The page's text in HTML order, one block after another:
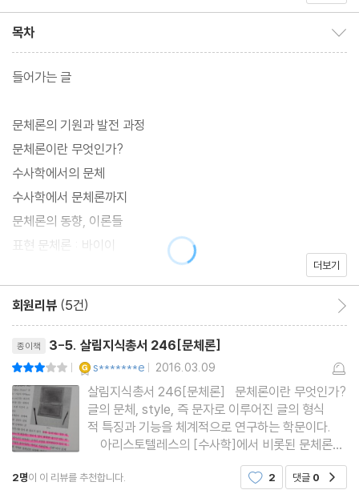
목차
들어가는 글
문체론의 기원과 발전 과정
문체론이란 무엇인가?
수사학에서의 문체
수사학에서 문체론까지
문체론의 동향, 이론들
표현 문체론 : 바이이
나가는 글 : 문체론의 성공과 실패
더보기
회원리뷰 (5건)
종이책 3-5. 살림지식총서 246[문체론]
| s*******e | 2016.03.09
살림지식총서 246[문체론] 문체론이란 무엇인가?
글의 문체, style, 즉 문자로 이루어진 글의 형식
적 특징과 기능을 체계적으로 연구하는 학문이다.
아리스토텔레스의 [수사학]에서 비롯된 문체론은
시대가 흐르면서 시대에 맞는 변화의 양상을 보인다.
중세에서 담론을 표현하는 규범으로 쓰이던 문체는
2명이 이 리뷰를 추천합니다. 2 댓글 0